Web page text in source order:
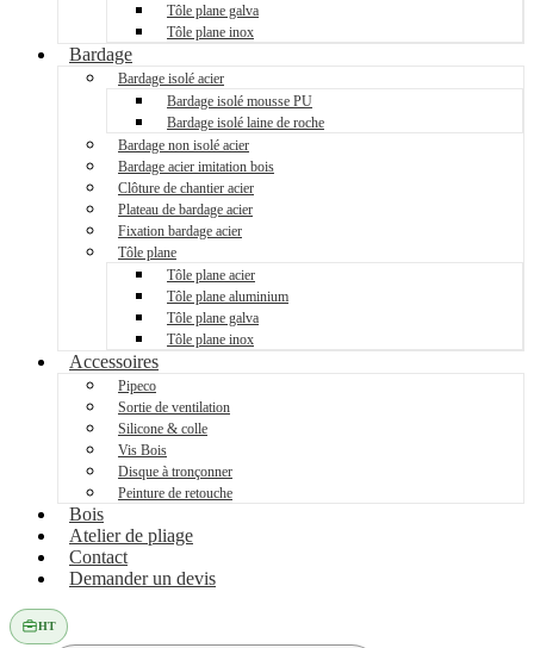
Tôle plane galva
Tôle plane inox
Bardage
Bardage isolé acier
Bardage isolé mousse PU
Bardage isolé laine de roche
Bardage non isolé acier
Bardage acier imitation bois
Clôture de chantier acier
Plateau de bardage acier
Fixation bardage acier
Tôle plane
Tôle plane acier
Tôle plane aluminium
Tôle plane galva
Tôle plane inox
Accessoires
Pipeco
Sortie de ventilation
Silicone & colle
Vis Bois
Disque à tronçonner
Peinture de retouche
Bois
Atelier de pliage
Contact
Demander un devis
HT